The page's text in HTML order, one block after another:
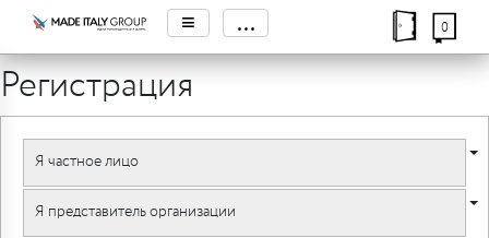
≡ ... 0
Регистрация
Я частное лицо
Я представитель организации